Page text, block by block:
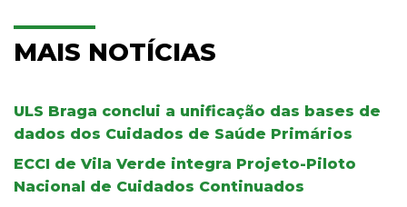
MAIS NOTÍCIAS
ULS Braga conclui a unificação das bases de
dados dos Cuidados de Saúde Primários
ECCI de Vila Verde integra Projeto-Piloto
Nacional de Cuidados Continuados